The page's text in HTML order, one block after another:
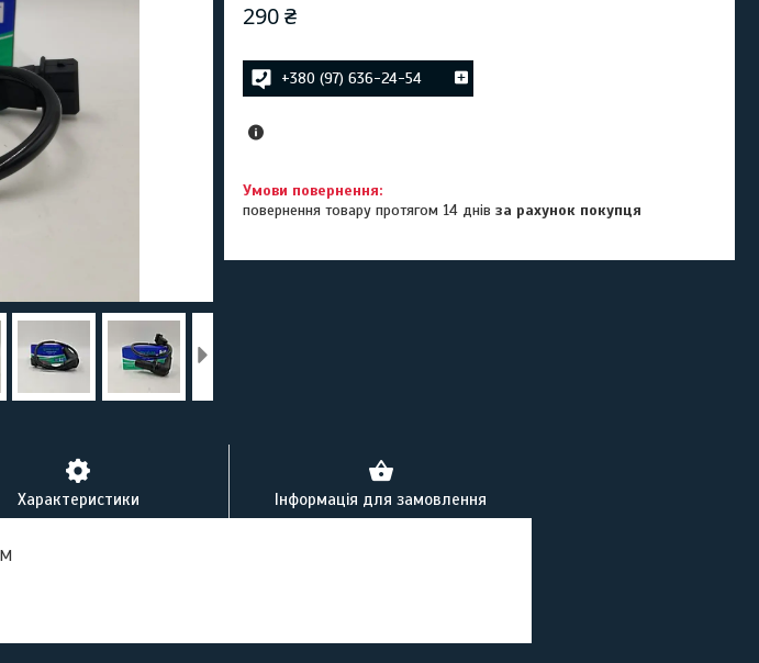
290 ₴
+380 (97) 636-24-54
повернення товару протягом 14 днівза рахунок покупця
Характеристики Інформація для замовлення